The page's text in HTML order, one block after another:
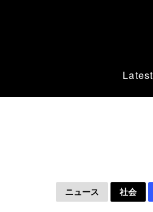
Latest
ニュース 社会